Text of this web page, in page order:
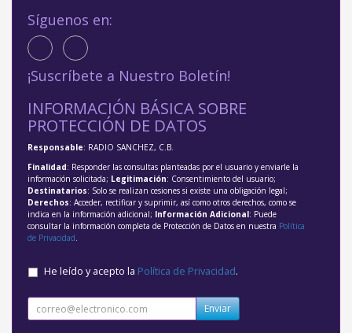
Síguenos en:
¡Suscríbete a Nuestro Boletín!
INFORMACIÓN BÁSICA SOBRE
PROTECCIÓN DE DATOS
Responsable: RADIO SANCHEZ, C.B.
Finalidad: Responder las consultas planteadas por el usuario y enviarle la
información solicitada; Legitimación: Consentimiento del usuario;
Destinatarios: Solo se realizan cesiones si existe una obligación legal;
Derechos: Acceder, rectificar y suprimir, así como otros derechos, como se
indica en la información adicional; Información Adicional: Puede
consultar la información completa de Protección de Datos en nuestra Política
de Privacidad.
He leído y acepto la Política de Privacidad.
Enviar